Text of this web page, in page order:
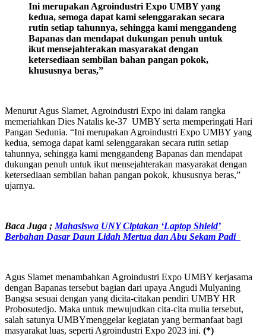
Ini merupakan Agroindustri Expo UMBY yang
kedua, semoga dapat kami selenggarakan secara
rutin setiap tahunnya, sehingga kami menggandeng
Bapanas dan mendapat dukungan penuh untuk
ikut mensejahterakan masyarakat dengan
ketersediaan sembilan bahan pangan pokok,
khususnya beras,”
Menurut Agus Slamet, Agroindustri Expo ini dalam rangka
memeriahkan Dies Natalis ke-37 UMBY serta memperingati Hari
Pangan Sedunia. “Ini merupakan Agroindustri Expo UMBY yang
kedua, semoga dapat kami selenggarakan secara rutin setiap
tahunnya, sehingga kami menggandeng Bapanas dan mendapat
dukungan penuh untuk ikut mensejahterakan masyarakat dengan
ketersediaan sembilan bahan pangan pokok, khususnya beras,”
ujarnya.
Baca Juga ; Mahasiswa UNY Ciptakan ‘Laptop Shield’
Berbahan Dasar Daun Lidah Mertua dan Abu Sekam Padi
Agus Slamet menambahkan Agroindustri Expo UMBY kerjasama
dengan Bapanas tersebut bagian dari upaya Angudi Mulyaning
Bangsa sesuai dengan yang dicita-citakan pendiri UMBY HR
Probosutedjo. Maka untuk mewujudkan cita-cita mulia tersebut,
salah satunya UMBYmenggelar kegiatan yang bermanfaat bagi
masyarakat luas, seperti Agroindustri Expo 2023 ini. (*)